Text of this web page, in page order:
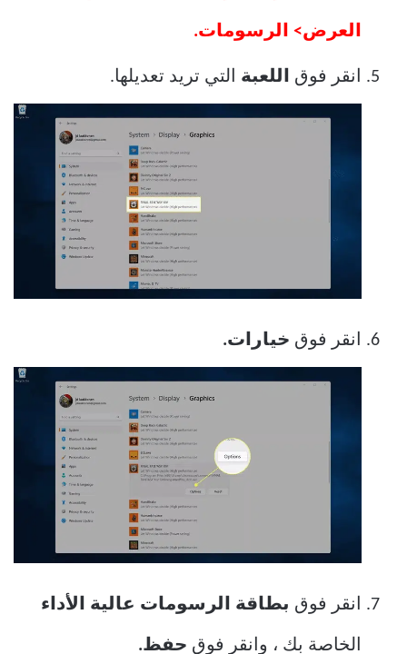
العرض> الرسومات.
انقر فوق اللعبة التي تريد تعديلها.
انقر فوق خيارات.
انقر فوق بطاقة الرسومات عالية الأداء
الخاصة بك ، وانقر فوق حفظ.